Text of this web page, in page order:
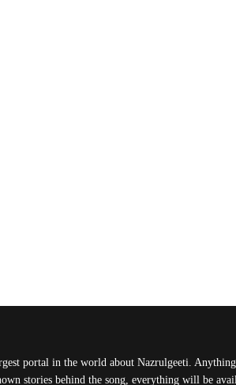
portal in the world about Nazrulgeeti.
stories behind the song, everything will be